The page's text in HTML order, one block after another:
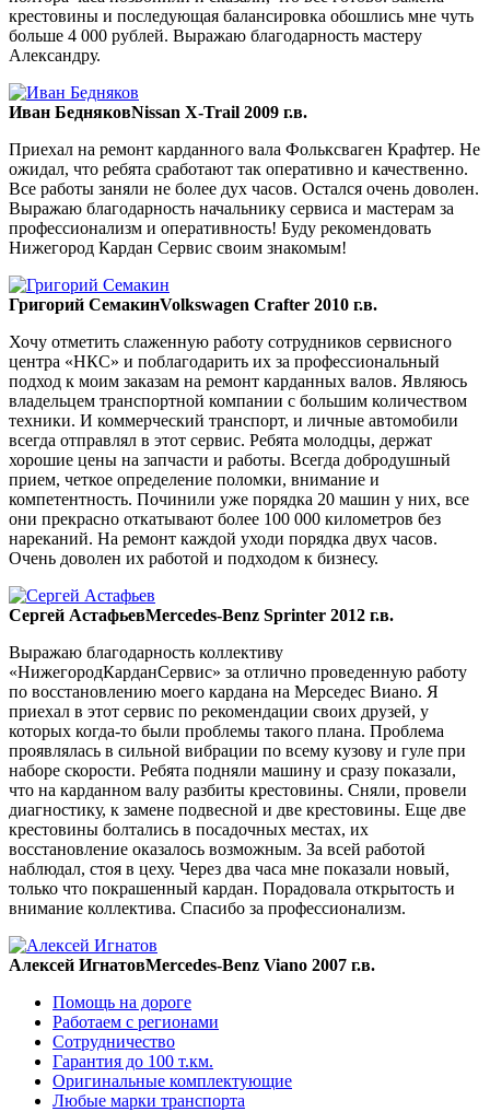
крестовины и последующая балансировка обошлись мне чуть
больше 4 000 рублей. Выражаю благодарность мастеру
Александру.
Иван БедняковNissan X-Trail 2009 г.в.
Приехал на ремонт карданного вала Фольксваген Крафтер. Не
ожидал, что ребята сработают так оперативно и качественно.
Все работы заняли не более дух часов. Остался очень доволен.
Выражаю благодарность начальнику сервиса и мастерам за
профессионализм и оперативность! Буду рекомендовать
Нижегород Кардан Сервис своим знакомым!
Григорий СемакинVolkswagen Crafter 2010 г.в.
Хочу отметить слаженную работу сотрудников сервисного
центра «НКС» и поблагодарить их за профессиональный
подход к моим заказам на ремонт карданных валов. Являюсь
владельцем транспортной компании с большим количеством
техники. И коммерческий транспорт, и личные автомобили
всегда отправлял в этот сервис. Ребята молодцы, держат
хорошие цены на запчасти и работы. Всегда добродушный
прием, четкое определение поломки, внимание и
компетентность. Починили уже порядка 20 машин у них, все
они прекрасно откатывают более 100 000 километров без
нареканий. На ремонт каждой уходи порядка двух часов.
Очень доволен их работой и подходом к бизнесу.
Сергей АстафьевMercedes-Benz Sprinter 2012 г.в.
Выражаю благодарность коллективу
«НижегородКарданСервис» за отлично проведенную работу
по восстановлению моего кардана на Мерседес Виано. Я
приехал в этот сервис по рекомендации своих друзей, у
которых когда-то были проблемы такого плана. Проблема
проявлялась в сильной вибрации по всему кузову и гуле при
наборе скорости. Ребята подняли машину и сразу показали,
что на карданном валу разбиты крестовины. Сняли, провели
диагностику, к замене подвесной и две крестовины. Еще две
крестовины болтались в посадочных местах, их
восстановление оказалось возможным. За всей работой
наблюдал, стоя в цеху. Через два часа мне показали новый,
только что покрашенный кардан. Порадовала открытость и
внимание коллектива. Спасибо за профессионализм.
Алексей ИгнатовMercedes-Benz Viano 2007 г.в.
Помощь на дороге
Работаем с регионами
Сотрудничество
Гарантия до 100 т.км.
Оригинальные комплектующие
Любые марки транспорта